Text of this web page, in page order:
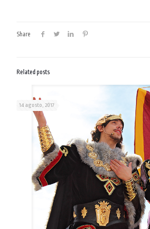
Share
Related posts
14 agosto, 2017